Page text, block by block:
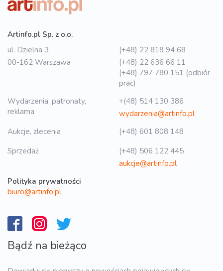
Artinfo.pl Sp. z o.o.
ul. Dzielna 3
00-162 Warszawa
(+48) 22 818 94 68
(+48) 22 636 66 11
(+48) 797 780 151 (odbiór
prac)
Wydarzenia, patronaty,
reklama
+(48) 514 130 386
wydarzenia@artinfo.pl
Aukcje, zlecenia
(+48) 601 808 148
Sprzedaż
(+48) 506 122 445
aukcje@artinfo.pl
Polityka prywatności
biuro@artinfo.pl
Bądź na bieżąco